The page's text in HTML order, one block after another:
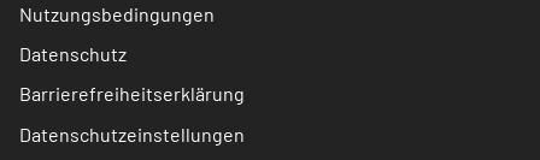
Nutzungsbedingungen
Datenschutz
Barrierefreiheitserklärung
Datenschutzeinstellungen